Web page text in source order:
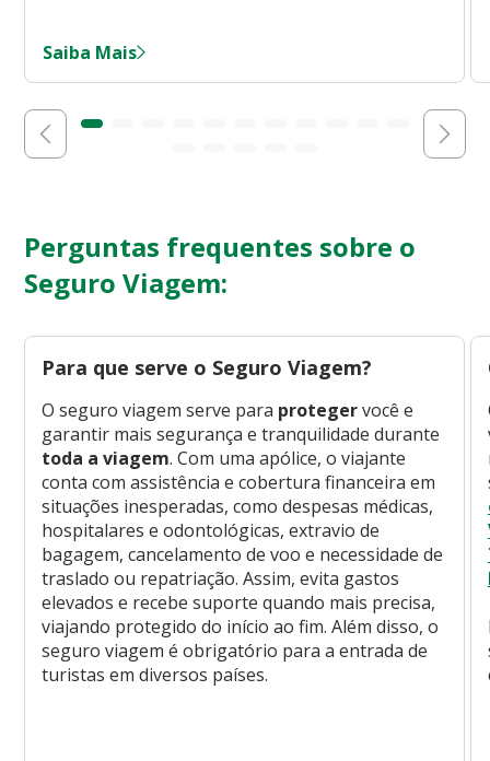
Saiba Mais
Perguntas frequentes sobre o
Seguro Viagem:
Para que serve o Seguro Viagem?
O seguro viagem serve para protegervocê e
garantir mais segurança e tranquilidade durante
toda a viagem. Com uma apólice, o viajante
conta com assistência e cobertura financeira em
situações inesperadas, como despesas médicas,
hospitalares e odontológicas, extravio de
bagagem, cancelamento de voo e necessidade de
traslado ou repatriação. Assim, evita gastos
elevados e recebe suporte quando mais precisa,
viajando protegido do início ao fim. Além disso, o
seguro viagem é obrigatório para a entrada de
turistas em diversos países.